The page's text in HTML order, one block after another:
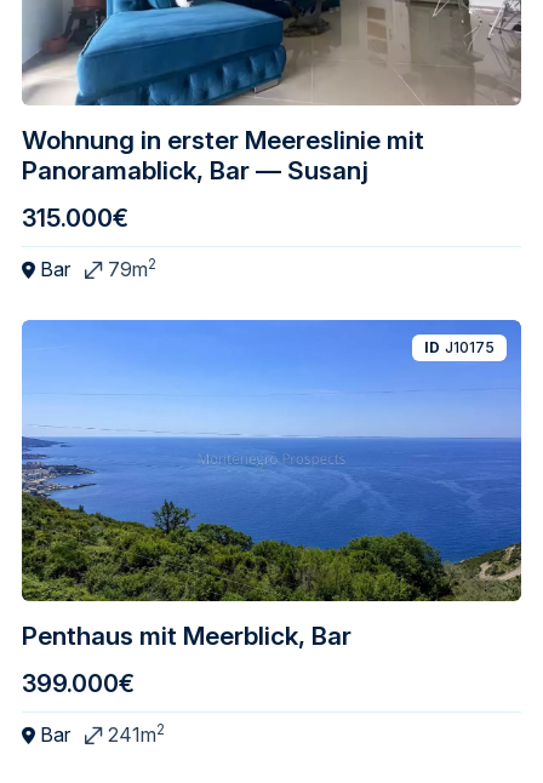
Wohnung in erster Meereslinie mit
Panoramablick, Bar — Susanj
315.000€
Bar 79m2
Penthaus mit Meerblick, Bar
ID J10175
399.000€
Bar 241m2